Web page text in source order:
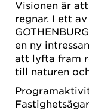
Visionen är
regnar. I ett
en ny
att lyfta fram
till naturen